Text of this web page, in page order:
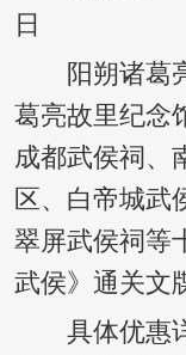
日
阳朔诸葛亮
葛亮故里纪念
成都武侯祠、
区、白帝城武
翠屏武侯祠等
武侯》通关文
具体优惠详